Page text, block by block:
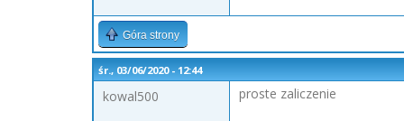
Góra strony
śr., 03/06/2020 - 12:44
kowal500
proste zaliczenie